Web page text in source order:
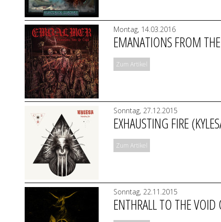
Montag, 14.03.2016
EMANATIONS FROM
Zum Artikel
Sonntag, 27.12.2015
EXHAUSTING FIRE
Zum Artikel
Sonntag, 22.11.2015
ENTHRALL TO THE